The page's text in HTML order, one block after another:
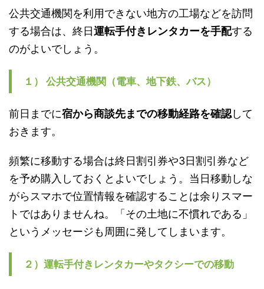
公共交通機関を利用できない地方の工場などを訪問
する場合は、終日運転手付きレンタカーを手配する
のがよいでしょう。
１） 公共交通機関（電車、地下鉄、バス）
前日までに宿から商談先までの移動経路を確認して
おきます。
頻繁に移動する場合は終日割引券や3日割引券など
を予め購入しておくとよいでしょう。当日移動しな
がらスマホで位置情報を確認することは余りスマー
トではありませんね。「その土地に不慣れである」
というメッセージも周囲に発してしまいます。
２）運転手付きレンタカーやタクシーでの移動